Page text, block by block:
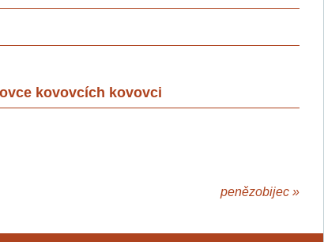
kovovcích kovovci
penězobijec »